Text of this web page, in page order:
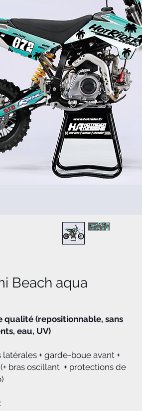
Beach aqua
qualité (repositionnable, sans
eau, UV)
+ garde-boue avant +
bras oscillant + protections de
: